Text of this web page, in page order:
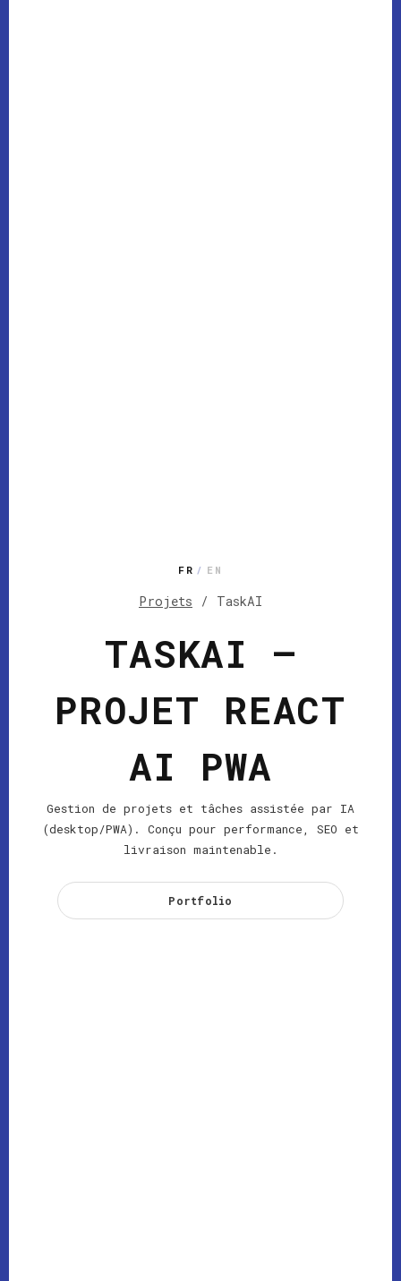
FR / EN
Projets / TaskAI
TASKAI —
PROJET REACT
AI PWA
Gestion de projets et tâches assistée par IA
(desktop/PWA). Conçu pour performance, SEO et
livraison maintenable.
Portfolio